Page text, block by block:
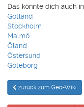
Das könnte dich auch
Gotland
Stockholm
Malmö
Öland
Östersund
Göteborg
zurück zum Geo-Wiki